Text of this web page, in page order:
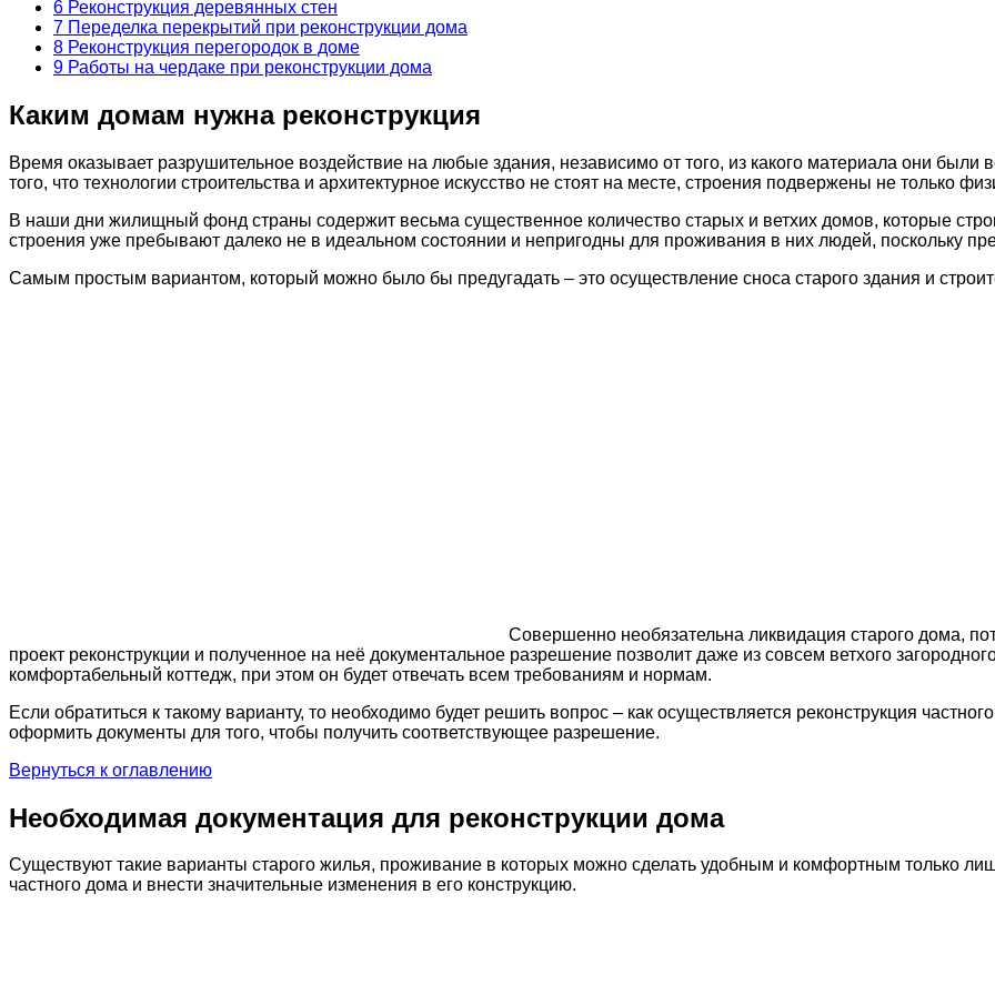
6 Реконструкция деревянных стен
7 Переделка перекрытий при реконструкции дома
8 Реконструкция перегородок в доме
9 Работы на чердаке при реконструкции дома
Каким домам нужна реконструкция
Время оказывает разрушительное воздействие на любые здания, независимо от того, из какого материала они были
того, что технологии строительства и архитектурное искусство не стоят на месте, строения подвержены не только
В наши дни жилищный фонд страны содержит весьма существенное количество старых и ветхих домов, которые
строения уже пребывают далеко не в идеальном состоянии и непригодны для проживания в них людей, поскольку
Самым простым вариантом, который можно было бы предугадать – это осуществление сноса старого здания и
Совершенно необязательна ликвидация старого дома,
проект реконструкции и полученное на неё документальное разрешение позволит даже из совсем ветхого
комфортабельный коттедж, при этом он будет отвечать всем требованиям и нормам.
Если обратиться к такому варианту, то необходимо будет решить вопрос – как осуществляется реконструкция
оформить документы для того, чтобы получить соответствующее разрешение.
Вернуться к оглавлению
Необходимая документация для реконструкции дома
Существуют такие варианты старого жилья, проживание в которых можно сделать удобным и комфортным только
частного дома и внести значительные изменения в его конструкцию.